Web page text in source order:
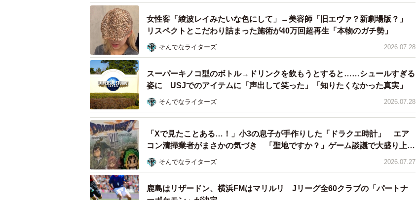
またVOICTIONでは、声優や俳優だけでなく、漫画家やイラストレーター、アニメーター、
文筆業、建設業など多様な業界の個人事業主を対象に「インボイスに関するアンケート」も
実施。183件の回答を得たが、実に97%がインボイスに反対だったという。
所属している事務所や取引先などから制度の説明がまだないと答えた人は78%にも上り、逆
に「話があった」と答えた人の中には「登録してもらえないと今後の契約は約束できないと
言われた」など、圧力と思われる言葉を掛けられたケースもあったという。
VOICTIONは「多くの個人事業主が反対する制度であり、日本国憲法の定める『健康で文化
的な最低限度の生活』を脅かし、また『職業選択の自由権』を経済的な側面から実質的に歪
める制度であると考えられる」と強く批判。今後も業界内外に向け、制度の概要や問題点に
ついて周知していくという。
【調査概要】
調査名称：声優の収入実態調査／インボイスに関するアンケート
女性客「綾波レイみたいな色にして」→美容師「旧エヴァ？新劇場版？」
リスペクトとこだわり詰まった施術が40万回超再生「本物のガチ勢」
そんでなライターズ 2026.07.28
スーパーキノコ型のボトル→ドリンクを飲もうとすると……シュールすぎる
姿に USJでのアイテムに「声出して笑った」「知りたくなかった真実」
そんでなライターズ 2026.07.28
「Xで見たことある…！」小3の息子が手作りした「ドラクエ時計」 エア
コン清掃業者がまさかの気づき 「聖地ですか？」ゲーム談議で大盛り上が
り
そんでなライターズ 2026.07.27
鹿島はリザードン、横浜FMはマリルリ Jリーグ全60クラブの「パートナ